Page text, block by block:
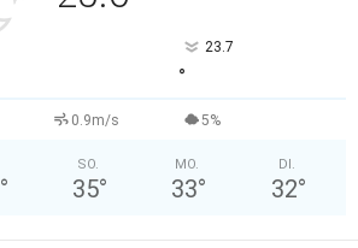
23.7
°
0.9m/s 5%
°
SO.
35°
MO.
33°
DI.
32°